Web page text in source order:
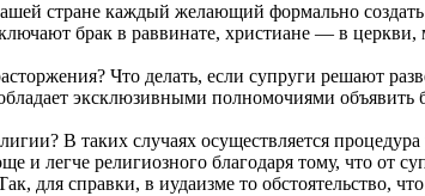
стране каждый желающий формально
брак в раввинате, христиане — в церкви,
Что делать, если супруги решают
эксклюзивными полномочиями
В таких случаях осуществляется
и легче религиозного благодаря тому, что от
для справки, в иудаизме то обстоятельство,